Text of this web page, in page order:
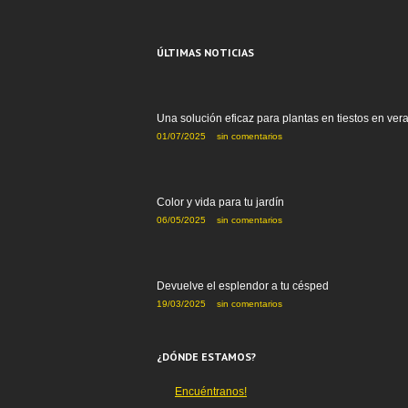
ÚLTIMAS NOTICIAS
Una solución eficaz para plantas en tiestos en
01/07/2025 sin comentarios
Color y vida para tu jardín
06/05/2025 sin comentarios
Devuelve el esplendor a tu césped
19/03/2025 sin comentarios
¿DÓNDE ESTAMOS?
Encuéntranos!